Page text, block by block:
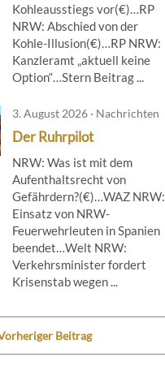
Kohleausstiegs vor(€)…RP
NRW: Abschied von der
Kohle-Illusion(€)…RP NRW:
Kanzleramt „aktuell keine
Option“…Stern Beitrag ...
3. August 2026 · Nachrichten
Der Ruhrpilot
NRW: Was ist mit dem
Aufenthaltsrecht von
Gefährdern?(€)…WAZ NRW:
Einsatz von NRW-
Feuerwehrleuten in Spanien
beendet…Welt NRW:
Verkehrsminister fordert
Krisenstab wegen ...
Beitrag